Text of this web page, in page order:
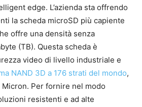
edge. L’azienda sta offrendo
la scheda microSD più capiente
offre una densità senza
(TB). Questa scheda è
video di livello industriale e
NAND 3D a 176 strati del mondo,
Micron. Per fornire nel modo
resistenti e ad alte